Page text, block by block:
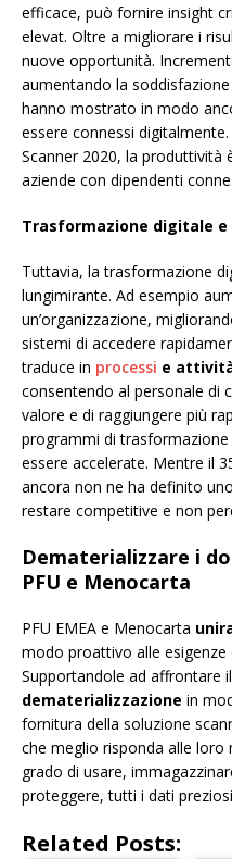
efficace, può fornire insight
elevat. Oltre a migliorare i
nuove opportunità.
aumentando la
hanno mostrato in modo
essere connessi
Scanner 2020, la produttività
aziende con dipendenti
Trasformazione digitale
Tuttavia, la trasformazione
lungimirante. Ad esempio
un’organizzazione,
sistemi di accedere
traduce in processi e
consentendo al personale di
valore e di raggiungere più
programmi di
essere accelerate. Mentre il
ancora non ne ha definito
restare competitive e non
Dematerializzare i
PFU e Menocarta
PFU EMEA e Menocarta
modo proattivo alle esigenze
Supportandole ad affrontare
dematerializzazione in
fornitura della soluzione
che meglio risponda alle loro
grado di usare,
proteggere, tutti i dati
Related Posts: